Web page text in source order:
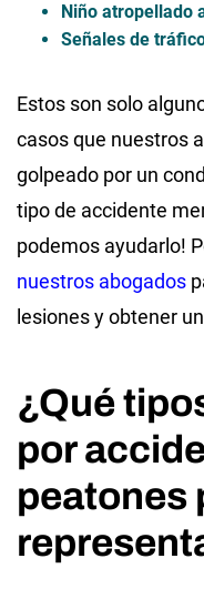
Niño atropellado
Señales de
Estos son solo
casos que nuestros
golpeado por un
tipo de accidente
podemos ayudarlo!
nuestros abogados
lesiones y obtener
¿Qué
por
peatones